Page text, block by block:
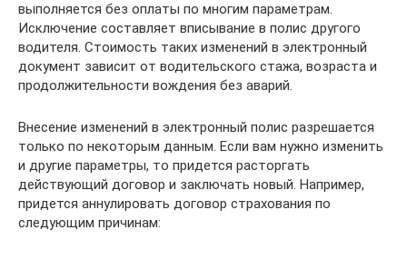
выполняется без оплаты по многим параметрам.
Исключение составляет вписывание в полис другого
водителя. Стоимость таких изменений в электронный
документ зависит от водительского стажа, возраста и
продолжительности вождения без аварий.
Внесение изменений в электронный полис разрешается
только по некоторым данным. Если вам нужно изменить
и другие параметры, то придется расторгать
действующий договор и заключать новый. Например,
придется аннулировать договор страхования по
следующим причинам: